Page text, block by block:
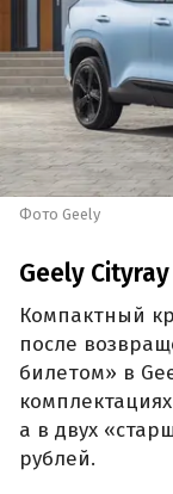
Фото Geely
Geely Cityray
Компактный
после
билетом» в
а в двух
рублей.